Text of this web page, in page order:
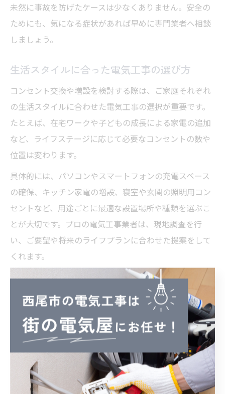
未然に事故を防げたケースは少なくありません。安全の
ためにも、気になる症状があれば早めに専門業者へ相談
しましょう。
生活スタイルに合った電気工事の選び方
コンセント交換や増設を検討する際は、ご家庭それぞれ
の生活スタイルに合わせた電気工事の選択が重要です。
たとえば、在宅ワークや子どもの成長による家電の追加
など、ライフステージに応じて必要なコンセントの数や
位置は変わります。
具体的には、パソコンやスマートフォンの充電スペース
の確保、キッチン家電の増設、寝室や玄関の照明用コン
セントなど、用途ごとに最適な設置場所や種類を選ぶこ
とが大切です。プロの電気工事業者は、現地調査を行
い、ご要望や将来のライフプランに合わせた提案をして
くれます。
また、将来のリフォームや家電の買い替えも見据え、余
裕を持った設計を心がけることがポイントです。複数の
業者から見積もりを取り、予算や工事内容、アフターフ
ォローの内容を比較検討することで、満足度の高い電気
工事を実現できます。
将来に備えたコンセント交換のメリット